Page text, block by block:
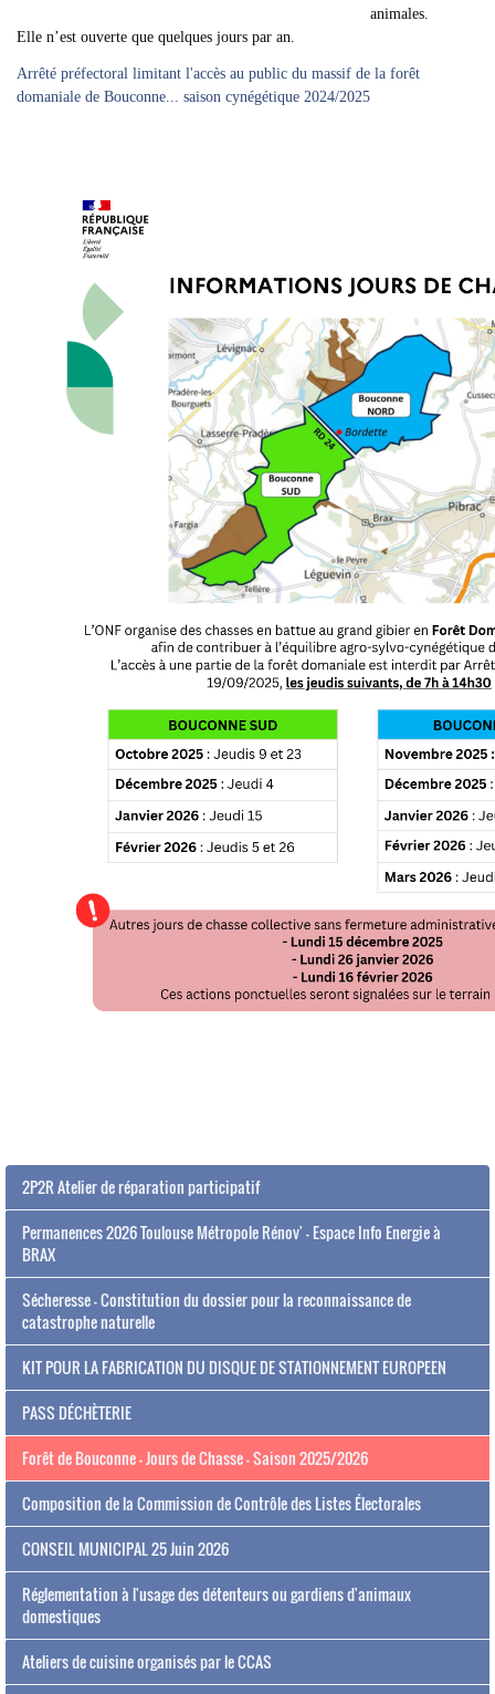
animales.
Elle n’est ouverte que quelques jours par an.
Arrêté préfectoral limitant l'accès au public du massif de la forêt
domaniale de Bouconne... saison cynégétique 2024/2025
2P2R Atelier de réparation participatif
Permanences 2026 Toulouse Métropole Rénov' - Espace Info Energie à
BRAX
Sécheresse - Constitution du dossier pour la reconnaissance de
catastrophe naturelle
KIT POUR LA FABRICATION DU DISQUE DE STATIONNEMENT EUROPEEN
PASS DÉCHÈTERIE
Forêt de Bouconne - Jours de Chasse - Saison 2025/2026
Composition de la Commission de Contrôle des Listes Électorales
CONSEIL MUNICIPAL 25 Juin 2026
Réglementation à l'usage des détenteurs ou gardiens d'animaux
domestiques
Ateliers de cuisine organisés par le CCAS